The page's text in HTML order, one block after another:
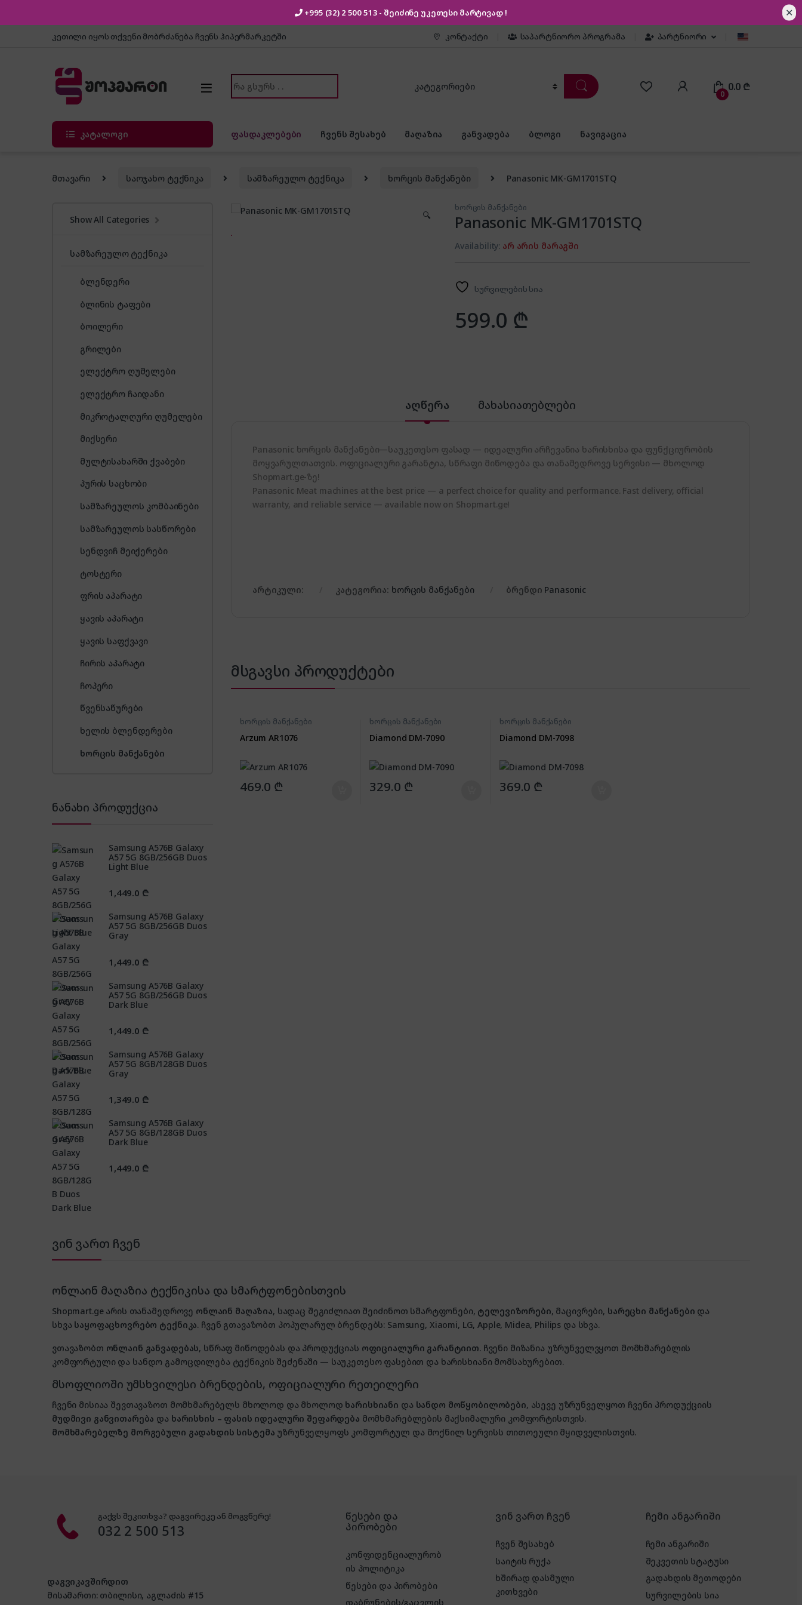
+995 (32) 2 500 513 - შეიძინე უკეთესი მარტივად ! ✕
კეთილი იყოს თქვენი მობრძანება ჩვენს ჰიპერმარკეტში კონტაქტი საპარტნიორო პროგრამა პარტნიორი
Search for:
0
0.0 ₾
კატალოგი ფასდაკლებები ჩვენს შესახებ მაღაზია განვადება ბლოგი ნავიგაცია
მთავარი საოჯახო ტექნიკა სამზარეულო ტექნიკა ხორცის მანქანები Panasonic MK-GM1701STQ
🔍
ხორცის მანქანები
Panasonic MK-GM1701STQ
Availability: არ არის მარაგში
სურვილების სია
599.0 ₾
აღწერა მახასიათებლები
Panasonic ხორცის მანქანები—საუკეთესო ფასად — იდეალური არჩევანია ხარისხისა და ფუნქციურობის
მოყვარულთათვის. ოფიციალური გარანტია, სწრაფი მიწოდება და თანამედროვე სერვისი — მხოლოდ
Shopmart.ge-ზე!
Panasonic Meat machines at the best price — a perfect choice for quality and performance. Fast delivery, official
warranty, and reliable service — available now on Shopmart.ge!
არტიკული: კატეგორია: ხორცის მანქანები ბრენდი Panasonic
მსგავსი პროდუქტები
ხორცის მანქანები
Arzum AR1076
469.0 ₾
ხორცის მანქანები
Diamond DM-7090
329.0 ₾
ხორცის მანქანები
Diamond DM-7098
369.0 ₾
Show All Categories
სამზარეულო ტექნიკა
ბლენდერი
ბლინის ტაფები
ბოილერი
გრილები
ელექტრო ღუმელები
ელექტრო ჩაიდანი
მიკროტალღური ღუმელები
მიქსერი
მულტისახარში ქვაბები
პურის საცხობი
სამზარეულოს კომბაინები
სამზარეულოს სასწორები
სენდვიჩ მეიქერები
ტოსტერი
ფრის აპარატი
ყავის აპარატი
ყავის საფქვავი
ჩირის აპარატი
ჩოპერი
წვენსაწურები
ხელის ბლენდერები
ხორცის მანქანები
ნანახი პროდუქცია
Samsung A576B Galaxy
A57 5G 8GB/256GB Duos
Light Blue
1,449.0 ₾
Samsung A576B Galaxy
A57 5G 8GB/256GB Duos
Gray
1,449.0 ₾
Samsung A576B Galaxy
A57 5G 8GB/256GB Duos
Dark Blue
1,449.0 ₾
Samsung A576B Galaxy
A57 5G 8GB/128GB Duos
Gray
1,349.0 ₾
Samsung A576B Galaxy
A57 5G 8GB/128GB Duos
Dark Blue
1,449.0 ₾
ვინ ვართ ჩვენ
ონლაინ მაღაზია ტექნიკისა და სმარტფონებისთვის
Shopmart.ge არის თანამედროვე ონლაინ მაღაზია, სადაც შეგიძლიათ შეიძინოთ სმარტფონები, ტელევიზორები, მაცივრები, სარეცხი მანქანები და
სხვა საყოფაცხოვრებო ტექნიკა. ჩვენ გთავაზობთ პოპულარულ ბრენდებს: Samsung, Xiaomi, LG, Apple, Midea, Philips და სხვა.
ვთავაზობთ ონლაინ განვადებას, სწრაფ მიწოდებას და პროდუქციას ოფიციალური გარანტიით. ჩვენი მიზანია უზრუნველვყოთ მომხმარებლის
კომფორტული და სანდო გამოცდილება ტექნიკის შეძენაში — საუკეთესო ფასებით და ხარისხიანი მომსახურებით.
მსოფლიოში უმსხვილესი ბრენდების, ოფიციალური რეთეილერი
ჩვენი მისიაა შევთავაზოთ მომხმარებელს მხოლოდ და მხოლოდ ხარისხიანი და სანდო მოწყობილობები, ასევე უზრუნველყოთ ჩვენი პროდუქციის
მუდმივი განვითარება და ხარისხის – ფასის იდეალური შეფარდება მომხმარებლების მაქსიმალური კომფორტისთვის.
მომხმარებელზე მორგებული გადახდის სისტემა უზრუნველყოფს კომფორტულ და მოქნილ სერვისს თითოეული მყიდველისთვის.
გაქვს შეკითხვა? დაგვირეკე ან მოგვწერე!
032 2 500 513
დაგვიკავშირდით
მისამართი: თბილისი, აგლაძის #15
წესები და
პირობები
კონფიდენციალურობ
ის პოლიტიკა
წესები და პირობები
დაბრუნების/გაცვლის
ვინ ვართ ჩვენ
ჩვენ შესახებ
საიტის რუქა
ხშირად დასმული
კითხვები
ჩემი ანგარიში
ჩემი ანგარიში
შეკვეთის სტატუსი
გადახდის მეთოდები
სურვილების სია